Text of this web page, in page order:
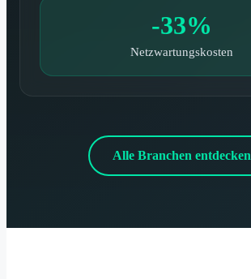
-33%
Netzwartungskosten
Alle Branchen entdecken